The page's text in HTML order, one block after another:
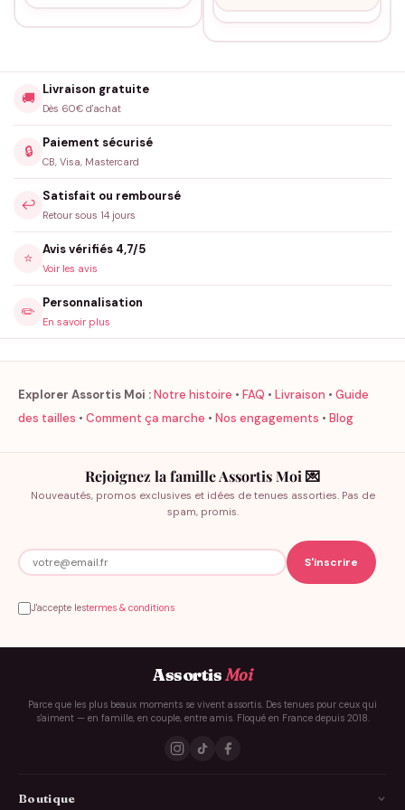
Enfin, les taies d’oreillers « Mr & Mme + Nom de famille » de la
collection ** »Taies d’oreillers pour couple »** d’Assortis Moi ne
affirmation de l’amour et du partage, faisant d’elles un must-
have pour tous les couples qui aspirent à montrer leur amour
de manière subtile et quotidienne.
Fabriqué à la commande, floqué en France.
🚚
Livraison gratuite
Dès 60€ d'achat
🔒
Paiement sécurisé
CB, Visa, Mastercard
↩️
Satisfait ou remboursé
Retour sous 14 jours
⭐
Avis vérifiés 4,7/5
Voir les avis
✏️
Personnalisation
En savoir plus
Explorer Assortis Moi :Notre histoire • FAQ • Livraison • Guide
des tailles • Comment ça marche • Nos engagements • Blog
Rejoignez la famille Assortis Moi 💌
Nouveautés, promos exclusives et idées de tenues assorties. Pas de
spam, promis.
J'accepte lestermes & conditions
AssortisMoi
Parce que les plus beaux moments se vivent assortis. Des tenues pour ceux qui
s'aiment — en famille, en couple, entre amis. Floqué en France depuis 2018.
Boutique